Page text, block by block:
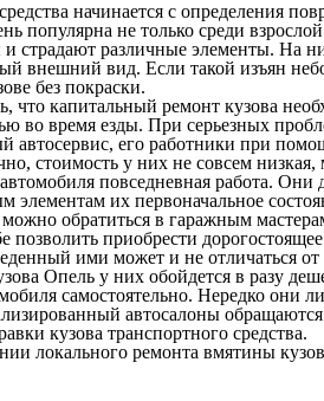
начинается с определения
популярна не только среди
страдают различные элементы. На
внешний вид. Если такой изъян
без покраски.
капитальный ремонт кузова
во время езды. При серьезных
его работники при
стоимость у них не совсем
повседневная работа.
элементам их первоначальное
обратиться в гаражным
приобрести
ими может и не отличаться
Опель у них обойдется в разу
самостоятельно. Нередко они
автосалоны
кузова транспортного средства.
локального ремонта вмятины